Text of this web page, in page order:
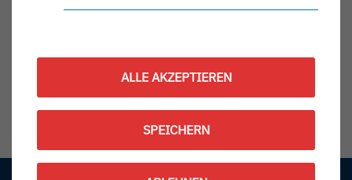
Codeshare:
ALLE AKZEPTIEREN
SPEICHERN